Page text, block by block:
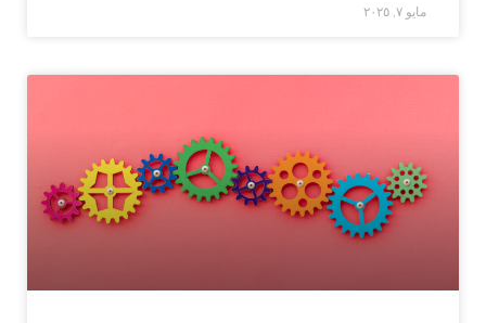
مايو ٧, ٢٠٢٥